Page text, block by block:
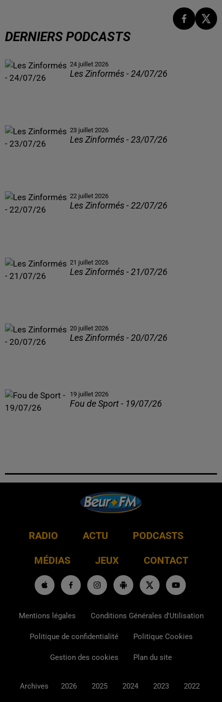
DERNIERS PODCASTS
24 juillet 2026
Les Zinformés - 24/07/26
23 juillet 2026
Les Zinformés - 23/07/26
22 juillet 2026
Les Zinformés - 22/07/26
21 juillet 2026
Les Zinformés - 21/07/26
20 juillet 2026
Les Zinformés - 20/07/26
19 juillet 2026
Fou de Sport - 19/07/26
RADIO ACTU PODCASTS
MÉDIAS JEUX CONTACT
Mentions légales Conditions Générales d'Utilisation
Politique de confidentialité Politique Cookies
Gestion des cookies Plan du site
Archives 2026 2025 2024 2023 2022